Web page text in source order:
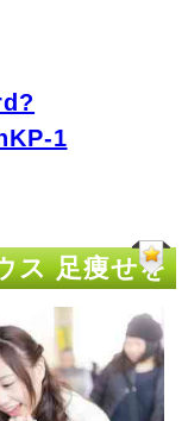
1
ス 足痩せを
集！